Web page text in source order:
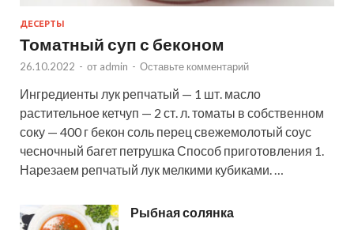
ДЕСЕРТЫ
Томатный суп с беконом
26.10.2022 - от admin - Оставьте комментарий
Ингредиенты лук репчатый — 1 шт. масло
растительное кетчуп — 2 ст. л. томаты в собственном
соку — 400 г бекон соль перец свежемолотый соус
чесночный багет петрушка Способ приготовления 1.
Нарезаем репчатый лук мелкими кубиками. …
Рыбная солянка